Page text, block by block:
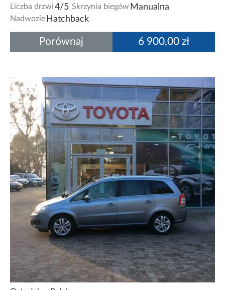
Liczba drzwi4/5 Skrzynia biegów Manualna
Nadwozie Hatchback
6 900,00 zł
Porównaj